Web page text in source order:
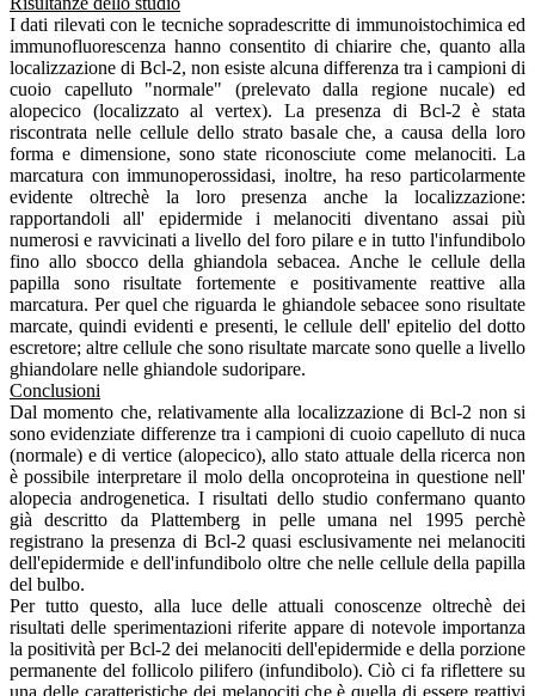
I dati rilevati con le tecniche sopradescritte di immunoistochimica ed
immunofluorescenza hanno consentito di chiarire che, quanto alla
localizzazione di Bcl-2, non esiste alcuna differenza tra i campioni di
cuoio capelluto "normale" (prelevato dalla regione nucale) ed
alopecico (localizzato al vertex). La presenza di Bcl-2 è stata
riscontrata nelle cellule dello strato basale che, a causa della loro
forma e dimensione, sono state riconosciute come melanociti. La
marcatura con immunoperossidasi, inoltre, ha reso particolarmente
evidente oltrechè la loro presenza anche la localizzazione:
rapportandoli all' epidermide i melanociti diventano assai più
numerosi e ravvicinati a livello del foro pilare e in tutto l'infundibolo
fino allo sbocco della ghiandola sebacea. Anche le cellule della
papilla sono risultate fortemente e positivamente reattive alla
marcatura. Per quel che riguarda le ghiandole sebacee sono risultate
marcate, quindi evidenti e presenti, le cellule dell' epitelio del dotto
escretore; altre cellule che sono risultate marcate sono quelle a livello
ghiandolare nelle ghiandole sudoripare.
Conclusioni
Dal momento che, relativamente alla localizzazione di Bcl-2 non si
sono evidenziate differenze tra i campioni di cuoio capelluto di nuca
(normale) e di vertice (alopecico), allo stato attuale della ricerca non
è possibile interpretare il molo della oncoproteina in questione nell'
alopecia androgenetica. I risultati dello studio confermano quanto
già descritto da Plattemberg in pelle umana nel 1995 perchè
registrano la presenza di Bcl-2 quasi esclusivamente nei melanociti
dell'epidermide e dell'infundibolo oltre che nelle cellule della papilla
del bulbo.
Per tutto questo, alla luce delle attuali conoscenze oltrechè dei
risultati delle sperimentazioni riferite appare di notevole importanza
la positività per Bcl-2 dei melanociti dell'epidermide e della porzione
permanente del follicolo pilifero (infundibolo). Ciò ci fa riflettere su